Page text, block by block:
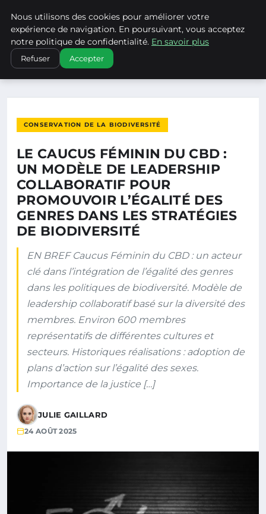
CLIMATECHANGENEBRASKA
ACCUEIL
CONSERVATION DE LA BIODIVERSITÉ
LE CAUCUS FÉMININ DU CBD : UN MODÈLE DE LEADERSHIP…
CONSERVATION DE LA BIODIVERSITÉ
LE CAUCUS FÉMININ DU CBD :
UN MODÈLE DE LEADERSHIP
COLLABORATIF POUR
PROMOUVOIR L’ÉGALITÉ DES
GENRES DANS LES STRATÉGIES
DE BIODIVERSITÉ
EN BREF Caucus Féminin du CBD : un acteur
clé dans l’intégration de l’égalité des genres
dans les politiques de biodiversité. Modèle de
leadership collaboratif basé sur la diversité des
membres. Environ 600 membres
représentatifs de différentes cultures et
secteurs. Historiques réalisations : adoption de
plans d’action sur l’égalité des sexes.
Importance de la justice […]
JULIE GAILLARD
24 AOÛT 2025
Nous utilisons des cookies pour améliorer votre
expérience de navigation. En poursuivant, vous acceptez
notre politique de confidentialité. En savoir plus
Refuser Accepter